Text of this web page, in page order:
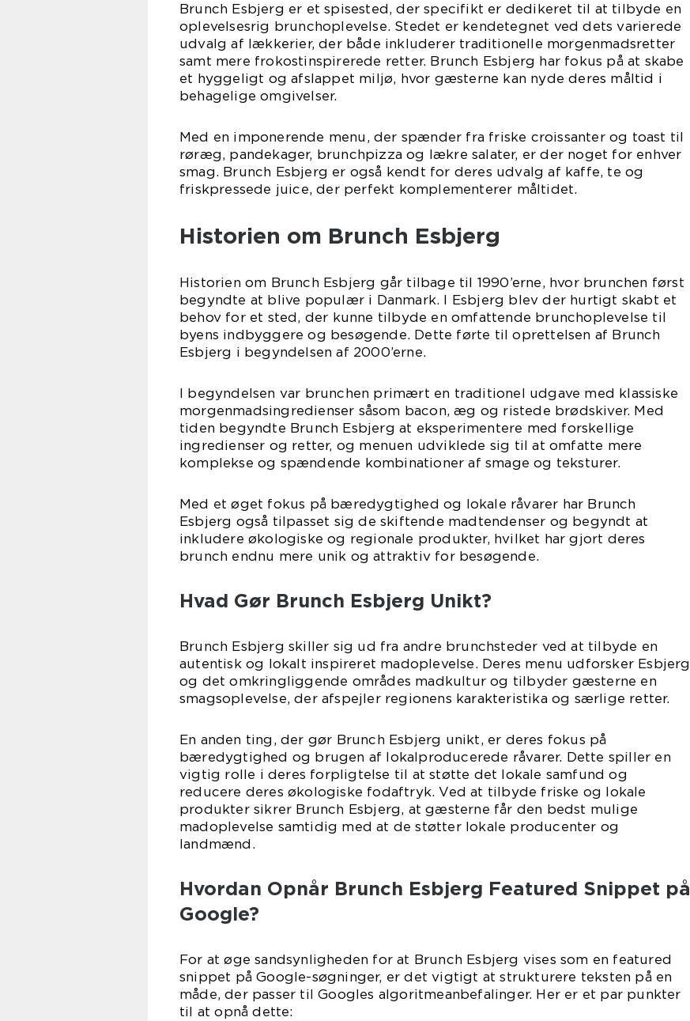
Brunch Esbjerg er et spisested, der specifikt er dedikeret til at tilbyde en
oplevelsesrig brunchoplevelse. Stedet er kendetegnet ved dets varierede
udvalg af lækkerier, der både inkluderer traditionelle morgenmadsretter
samt mere frokostinspirerede retter. Brunch Esbjerg har fokus på at skabe
et hyggeligt og afslappet miljø, hvor gæsterne kan nyde deres måltid i
behagelige omgivelser.
Med en imponerende menu, der spænder fra friske croissanter og toast til
røræg, pandekager, brunchpizza og lækre salater, er der noget for enhver
smag. Brunch Esbjerg er også kendt for deres udvalg af kaffe, te og
friskpressede juice, der perfekt komplementerer måltidet.
Historien om Brunch Esbjerg
Historien om Brunch Esbjerg går tilbage til 1990’erne, hvor brunchen først
begyndte at blive populær i Danmark. I Esbjerg blev der hurtigt skabt et
behov for et sted, der kunne tilbyde en omfattende brunchoplevelse til
byens indbyggere og besøgende. Dette førte til oprettelsen af Brunch
Esbjerg i begyndelsen af 2000’erne.
I begyndelsen var brunchen primært en traditionel udgave med klassiske
morgenmadsingredienser såsom bacon, æg og ristede brødskiver. Med
tiden begyndte Brunch Esbjerg at eksperimentere med forskellige
ingredienser og retter, og menuen udviklede sig til at omfatte mere
komplekse og spændende kombinationer af smage og teksturer.
Med et øget fokus på bæredygtighed og lokale råvarer har Brunch
Esbjerg også tilpasset sig de skiftende madtendenser og begyndt at
inkludere økologiske og regionale produkter, hvilket har gjort deres
brunch endnu mere unik og attraktiv for besøgende.
Hvad Gør Brunch Esbjerg Unikt?
Brunch Esbjerg skiller sig ud fra andre brunchsteder ved at tilbyde en
autentisk og lokalt inspireret madoplevelse. Deres menu udforsker Esbjerg
og det omkringliggende områdes madkultur og tilbyder gæsterne en
smagsoplevelse, der afspejler regionens karakteristika og særlige retter.
En anden ting, der gør Brunch Esbjerg unikt, er deres fokus på
bæredygtighed og brugen af lokalproducerede råvarer. Dette spiller en
vigtig rolle i deres forpligtelse til at støtte det lokale samfund og
reducere deres økologiske fodaftryk. Ved at tilbyde friske og lokale
produkter sikrer Brunch Esbjerg, at gæsterne får den bedst mulige
madoplevelse samtidig med at de støtter lokale producenter og
landmænd.
Hvordan Opnår Brunch Esbjerg Featured Snippet på
Google?
For at øge sandsynligheden for at Brunch Esbjerg vises som en featured
snippet på Google-søgninger, er det vigtigt at strukturere teksten på en
måde, der passer til Googles algoritmeanbefalinger. Her er et par punkter
til at opnå dette: